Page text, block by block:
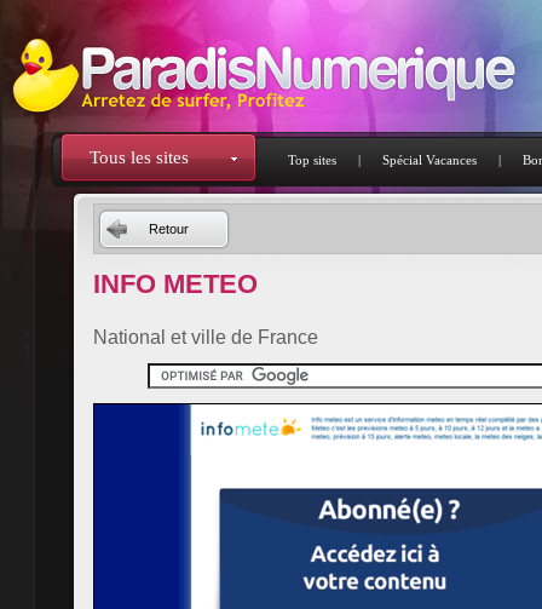
Tous les sites Top sites | Spécial Vacances |
Retour
INFO METEO
National et ville de France